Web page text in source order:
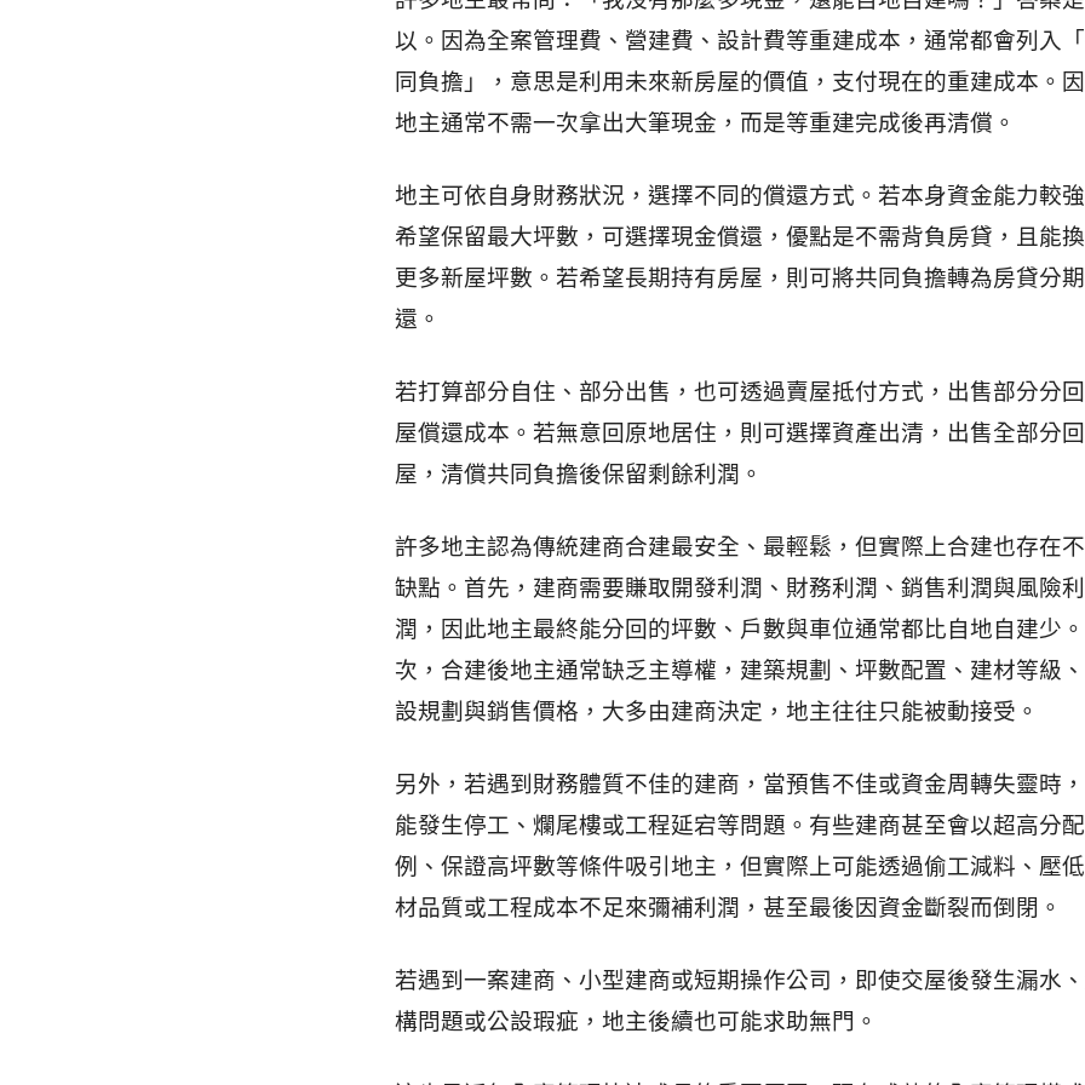
以。因為全案管理費、營建費、設計費等重建成本，通常都會列入
同負擔」，意思是利用未來新房屋的價值，支付現在的重建成本。
地主通常不需一次拿出大筆現金，而是等重建完成後再清償。
地主可依自身財務狀況，選擇不同的償還方式。若本身資金能力較強
希望保留最大坪數，可選擇現金償還，優點是不需背負房貸，且能
更多新屋坪數。若希望長期持有房屋，則可將共同負擔轉為房貸分
還。
若打算部分自住、部分出售，也可透過賣屋抵付方式，出售部分分
屋償還成本。若無意回原地居住，則可選擇資產出清，出售全部分
屋，清償共同負擔後保留剩餘利潤。
許多地主認為傳統建商合建最安全、最輕鬆，但實際上合建也存在
缺點。首先，建商需要賺取開發利潤、財務利潤、銷售利潤與風險利
潤，因此地主最終能分回的坪數、戶數與車位通常都比自地自建少
次，合建後地主通常缺乏主導權，建築規劃、坪數配置、建材等級
設規劃與銷售價格，大多由建商決定，地主往往只能被動接受。
另外，若遇到財務體質不佳的建商，當預售不佳或資金周轉失靈時
能發生停工、爛尾樓或工程延宕等問題。有些建商甚至會以超高分
例、保證高坪數等條件吸引地主，但實際上可能透過偷工減料、壓
材品質或工程成本不足來彌補利潤，甚至最後因資金斷裂而倒閉。
若遇到一案建商、小型建商或短期操作公司，即使交屋後發生漏水
構問題或公設瑕疵，地主後續也可能求助無門。